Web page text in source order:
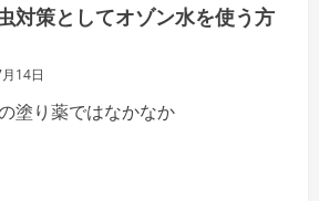
対策としてオゾン水を使う方
14日
塗り薬ではなかなか